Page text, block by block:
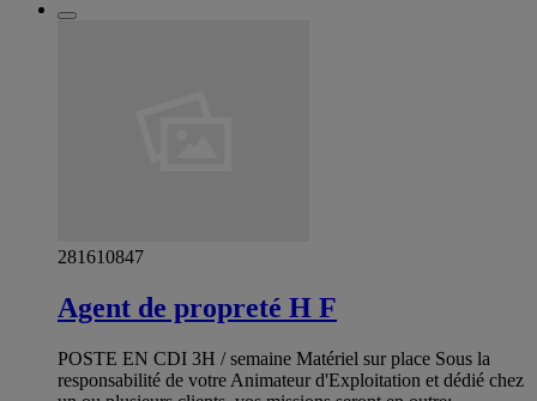
281610847
Agent de propreté H F
POSTE EN CDI 3H / semaine Matériel sur place Sous la
responsabilité de votre Animateur d'Exploitation et dédié chez